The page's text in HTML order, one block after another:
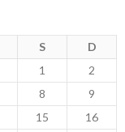
S
D
1
2
8
9
15
16